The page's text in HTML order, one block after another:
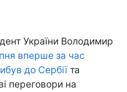
України Володимир
вперше за час
до Сербіїта
переговори на